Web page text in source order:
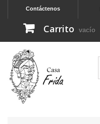
Contáctenos
Carrito vacío